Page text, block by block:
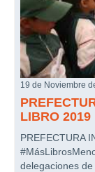
19 de Noviembre
LIBRO 2019
PREFECTURA
delegaciones